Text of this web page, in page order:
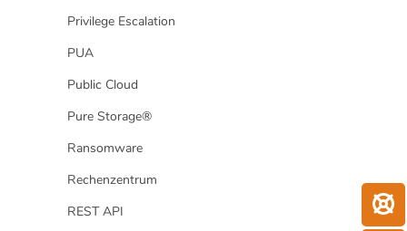
Privilege Escalation
PUA
Public Cloud
Pure Storage®
Ransomware
Rechenzentrum
REST API